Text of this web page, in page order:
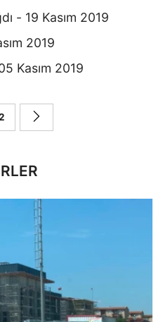
- 19 Kasım 2019
2019
Kasım 2019